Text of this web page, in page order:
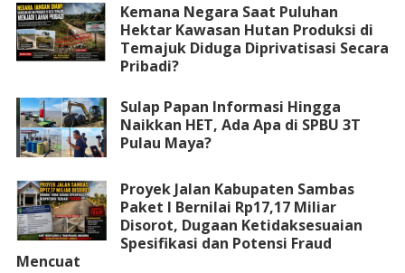
Kemana Negara Saat Puluhan
Hektar Kawasan Hutan Produksi di
Temajuk Diduga Diprivatisasi Secara
Pribadi?
Sulap Papan Informasi Hingga
Naikkan HET, Ada Apa di SPBU 3T
Pulau Maya?
Proyek Jalan Kabupaten Sambas
Paket I Bernilai Rp17,17 Miliar
Disorot, Dugaan Ketidaksesuaian
Spesifikasi dan Potensi Fraud
Mencuat